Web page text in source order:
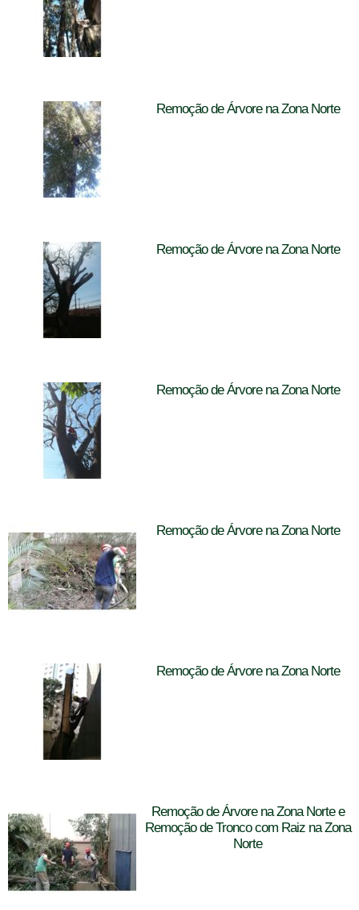
Remoção de Árvore na Zona Norte
Remoção de Árvore na Zona Norte
Remoção de Árvore na Zona Norte
Remoção de Árvore na Zona Norte
Remoção de Árvore na Zona Norte
Remoção de Árvore na Zona Norte e
Remoção de Tronco com Raiz na Zona
Norte